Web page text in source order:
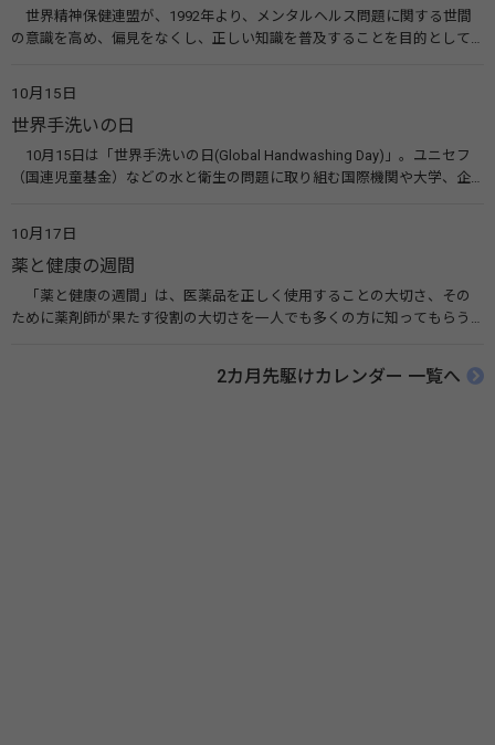
世界精神保健連盟が、1992年より、メンタルヘルス問題に関する世間
の意識を高め、偏見をなくし、正しい知識を普及することを目的として、
す。 関連リンク 世界メンタルヘルスデー（厚生労働省） 働く人のメンタ
ルヘルス・ポータルサイト「こころの耳」（厚生労働省）
10月15日
世界手洗いの日
10月15日は「世界手洗いの日(Global Handwashing Day)」。ユニセフ
（国連児童基金）などの水と衛生の問題に取り組む国際機関や大学、企
10月17日
薬と健康の週間
「薬と健康の週間」は、医薬品を正しく使用することの大切さ、その
ために薬剤師が果たす役割の大切さを一人でも多くの方に知ってもらう
伝えたい！薬との付き合い方」（保健指導リソースガイド）
2カ月先駆けカレンダー 一覧へ